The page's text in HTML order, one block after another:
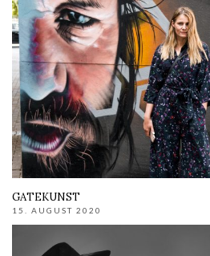
GATEKUNST
15. AUGUST 2020